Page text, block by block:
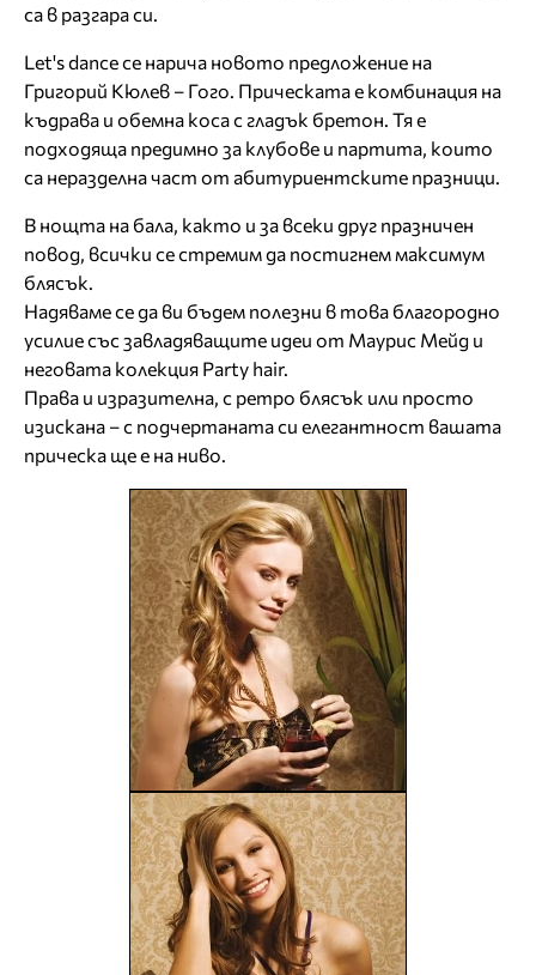
са в разгара си.
Let's dance се нарича новото предложение на
Григорий Кюлев – Гого. Прическата е комбинация на
къдрава и обемна коса с гладък бретон. Тя е
подходяща предимно за клубове и партита, които
са неразделна част от абитуриентските празници.
В нощта на бала, както и за всеки друг празничен
повод, всички се стремим да постигнем максимум
блясък.
Надяваме се да ви бъдем полезни в това благородно
усилие със завладяващите идеи от Маурис Мейд и
неговата колекция Party hair.
Права и изразителна, с ретро блясък или просто
изискана – с подчертаната си елегантност вашата
прическа ще е на ниво.